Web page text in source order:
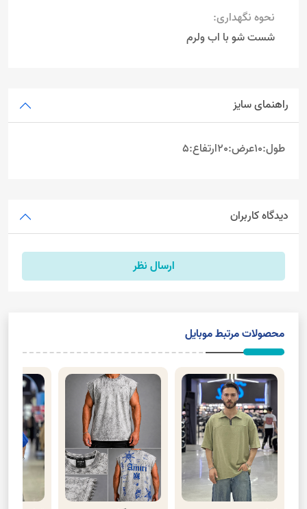
نحوه نگهداری:
شست شو با اب ولرم
راهنمای سایز
طول:10عرض:20ارتفاع:5
دیدگاه کاربران
ارسال نظر
محصولات مرتبط موبایل